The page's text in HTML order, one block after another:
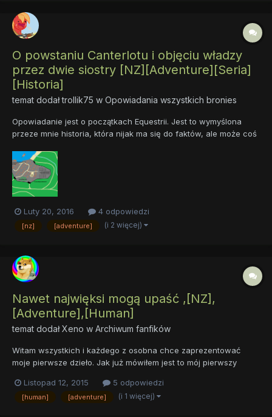
O powstaniu Canterlotu i objęciu władzy
przez dwie siostry [NZ][Adventure][Seria]
[Historia]
temat dodałtrollik75 w Opowiadania wszystkich bronies
Opowiadanie jest o początkach Equestrii. Jest to wymyślona
przeze mnie historia, która nijak ma się do faktów, ale może coś
src="https://docs.google.com/document/d/1l1WpAD7MJW3purO
GpvgKaZuWppMlGSwf4zy6khUCdkw/pub?embedded=true">
</iframe> Pon...
Luty 20, 2016 4 odpowiedzi
[nz] [adventure] (i 2 więcej)
Nawet najwięksi mogą upaść ,[NZ],
[Adventure],[Human]
temat dodałXeno w Archiwum fanfików
Witam wszystkich i każdego z osobna chce zaprezentować
moje pierwsze dzieło. Jak już mówiłem jest to mój pierwszy
krytykę. Prolog jest trochę krótki ale inne rozdziały postaram się
pisać dłużej. Użyłem tu serii the elder scrolls (konkre...
Listopad 12, 2015 5 odpowiedzi
[human] [adventure] (i 1 więcej)